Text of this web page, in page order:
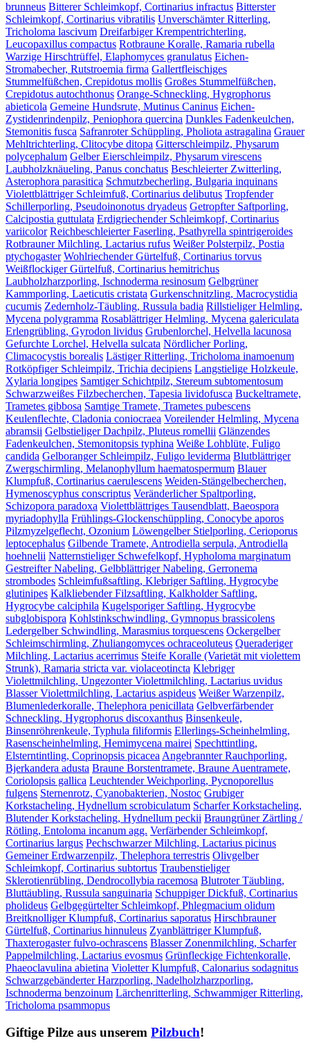
brunneus Bitterer Schleimkopf, Cortinarius infractus Bitterster
Schleimkopf, Cortinarius vibratilis Unverschämter Ritterling,
Tricholoma lascivum Dreifarbiger Krempentrichterling,
Leucopaxillus compactus Rotbraune Koralle, Ramaria rubella
Warzige Hirschtrüffel, Elaphomyces granulatus Eichen-
Stromabecher, Rutstroemia firma Gallertfleischiges
Stummelfüßchen, Crepidotus mollis Großes Stummelfüßchen,
Crepidotus autochthonus Orange-Schneckling, Hygrophorus
abieticola Gemeine Hundsrute, Mutinus Caninus Eichen-
Zystidenrindenpilz, Peniophora quercina Dunkles Fadenkeulchen,
Stemonitis fusca Safranroter Schüppling, Pholiota astragalina Grauer
Mehltrichterling, Clitocybe ditopa Gitterschleimpilz, Physarum
polycephalum Gelber Eierschleimpilz, Physarum virescens
Laubholzknäueling, Panus conchatus Beschleierter Zwitterling,
Asterophora parasitica Schmutzbecherling, Bulgaria inquinans
Violettblättriger Schleimfuß, Cortinarius delibutus Tropfender
Schillerporling, Pseudoinonotus dryadeus Getropfter Saftporling,
Calcipostia guttulata Erdigriechender Schleimkopf, Cortinarius
variicolor Reichbeschleierter Faserling, Psathyrella spintrigeroides
Rotbrauner Milchling, Lactarius rufus Weißer Polsterpilz, Postia
ptychogaster Wohlriechender Gürtelfuß, Cortinarius torvus
Weißflockiger Gürtelfuß, Cortinarius hemitrichus
Laubholzharzporling, Ischnoderma resinosum Gelbgrüner
Kammporling, Laeticutis cristata Gurkenschnitzling, Macrocystidia
cucumis Zedernholz-Täubling, Russula badia Rillstieliger Helmling,
Mycena polygramma Rosablättriger Helmling, Mycena galericulata
Erlengrübling, Gyrodon lividus Grubenlorchel, Helvella lacunosa
Gefurchte Lorchel, Helvella sulcata Nördlicher Porling,
Climacocystis borealis Lästiger Ritterling, Tricholoma inamoenum
Rotköpfiger Schleimpilz, Trichia decipiens Langstielige Holzkeule,
Xylaria longipes Samtiger Schichtpilz, Stereum subtomentosum
Schwarzweißes Filzbecherchen, Tapesia lividofusca Buckeltramete,
Trametes gibbosa Samtige Tramete, Trametes pubescens
Keulenflechte, Cladonia coniocraea Voreilender Helmling, Mycena
abramsii Gelbstieliger Dachpilz, Pluteus romellii Glänzendes
Fadenkeulchen, Stemonitopsis typhina Weiße Lohblüte, Fuligo
candida Gelboranger Schleimpilz, Fuligo leviderma Blutblättriger
Zwergschirmling, Melanophyllum haematospermum Blauer
Klumpfuß, Cortinarius caerulescens Weiden-Stängelbecherchen,
Hymenoscyphus conscriptus Veränderlicher Spaltporling,
Schizopora paradoxa Violettblättriges Tausendblatt, Baeospora
myriadophylla Frühlings-Glockenschüppling, Conocybe aporos
Pilzmyzelgeflecht, Ozonium Löwengelber Stielporling, Cerioporus
leptocephalus Gilbende Tramete, Antrodiella serpula, Antrodiella
hoehnelii Natternstieliger Schwefelkopf, Hypholoma marginatum
Gestreifter Nabeling, Gelbblättriger Nabeling, Gerronema
strombodes Schleimfußsaftling, Klebriger Saftling, Hygrocybe
glutinipes Kalkliebender Filzsaftling, Kalkholder Saftling,
Hygrocybe calciphila Kugelsporiger Saftling, Hygrocybe
subglobispora Kohlstinkschwindling, Gymnopus brassicolens
Ledergelber Schwindling, Marasmius torquescens Ockergelber
Schleimschirmling, Zhuliangomyces ochraceoluteus Queraderiger
Milchling, Lactarius acerrimus Steife Koralle (Varietät mit violettem
Strunk), Ramaria stricta var. violaceotincta Klebriger
Violettmilchling, Ungezonter Violettmilchling, Lactarius uvidus
Blasser Violettmilchling, Lactarius aspideus Weißer Warzenpilz,
Blumenlederkoralle, Thelephora penicillata Gelbverfärbender
Schneckling, Hygrophorus discoxanthus Binsenkeule,
Binsenröhrenkeule, Typhula filiformis Ellerlings-Scheinhelmling,
Rasenscheinhelmling, Hemimycena mairei Spechttintling,
Elsterntintling, Coprinopsis picacea Angebrannter Rauchporling,
Bjerkandera adusta Braune Borstentramete, Braune Auentramete,
Coriolopsis gallica Leuchtender Weichporling, Pycnoporellus
fulgens Sternenrotz, Cyanobakterien, Nostoc Grubiger
Korkstacheling, Hydnellum scrobiculatum Scharfer Korkstacheling,
Blutender Korkstacheling, Hydnellum peckii Braungrüner Zärtling /
Rötling, Entoloma incanum agg. Verfärbender Schleimkopf,
Cortinarius largus Pechschwarzer Milchling, Lactarius picinus
Gemeiner Erdwarzenpilz, Thelephora terrestris Olivgelber
Schleimkopf, Cortinarius subtortus Traubenstieliger
Sklerotienrübling, Dendrocollybia racemosa Blutroter Täubling,
Bluttäubling, Russula sanguinaria Schuppiger Dickfuß, Cortinarius
pholideus Gelbgegürtelter Schleimkopf, Phlegmacium olidum
Breitknolliger Klumpfuß, Cortinarius saporatus Hirschbrauner
Gürtelfuß, Cortinarius hinnuleus Zyanblättriger Klumpfuß,
Thaxterogaster fulvo-ochrascens Blasser Zonenmilchling, Scharfer
Pappelmilchling, Lactarius evosmus Grünfleckige Fichtenkoralle,
Phaeoclavulina abietina Violetter Klumpfuß, Calonarius sodagnitus
Schwarzgebänderter Harzporling, Nadelholzharzporling,
Ischnoderma benzoinum Lärchenritterling, Schwammiger Ritterling,
Tricholoma psammopus
Giftige Pilze aus unserem Pilzbuch!